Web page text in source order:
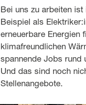
Bei uns zu arbeiten
Beispiel als
erneuerbare Energien
klimafreundlichen
spannende Jobs rund
Und das sind noch
Stellenangebote.